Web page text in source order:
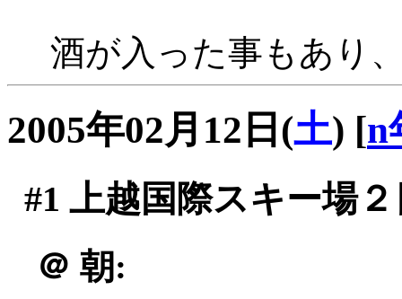
酒が入った事もあり
2005年02月12日(土) [n
#1 上越国際スキー場
＠ 朝: